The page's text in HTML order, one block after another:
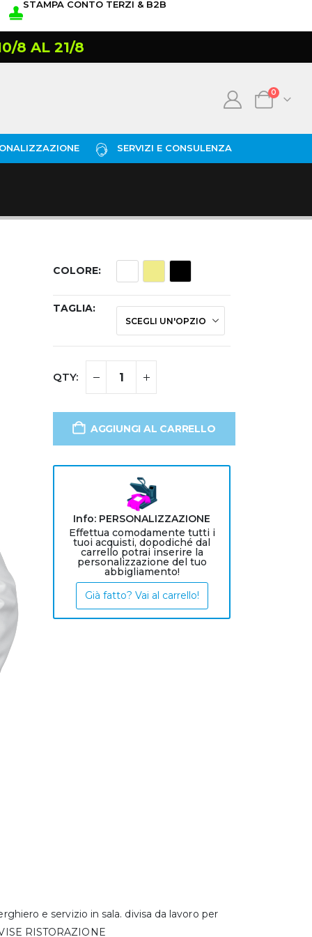
STAMPA CONTO TERZI & B2B
8 AL 21/8
0
SERVIZI E CONSULENZA
COLORE
TAGLIA
AGGIUNGI AL CARRELLO
Info: PERSONALIZZAZIONE
Effettua comodamente tutti i
tuoi acquisti, dopodiché dal
carrello potrai inserire la
personalizzazione del tuo
abbigliamento!
Già fatto? Vai al carrello!
e servizio in sala. divisa da lavoro per
RISTORAZIONE